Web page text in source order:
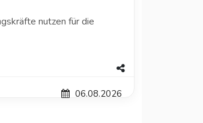
nutzen für die
06.08.2026